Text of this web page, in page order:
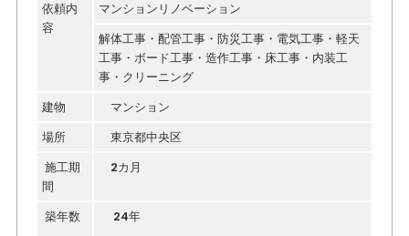
依頼内
容
マンションリノベーション
解体工事・配管工事・防災工事・電気工事・軽天
工事・ボード工事・造作工事・床工事・内装工
事・クリーニング
建物
マンション
場所
東京都中央区
施工期
間
2カ月
築年数 24年